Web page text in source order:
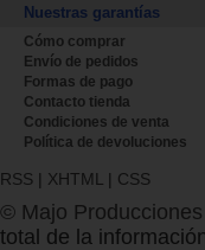
Nuestras garantías
Cómo comprar
Envío de pedidos
Formas de pago
Contacto tienda
Condiciones de venta
Política de devoluciones
RSS | XHTML | CSS
© Majo
total de la